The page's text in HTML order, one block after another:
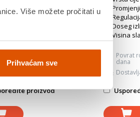
Više možete pročitati u
Prihvaćam sve
mlaz: Dvostupanjski
protoka vode: Ne
proizvod
Doseg
Visina
Povrat
dana